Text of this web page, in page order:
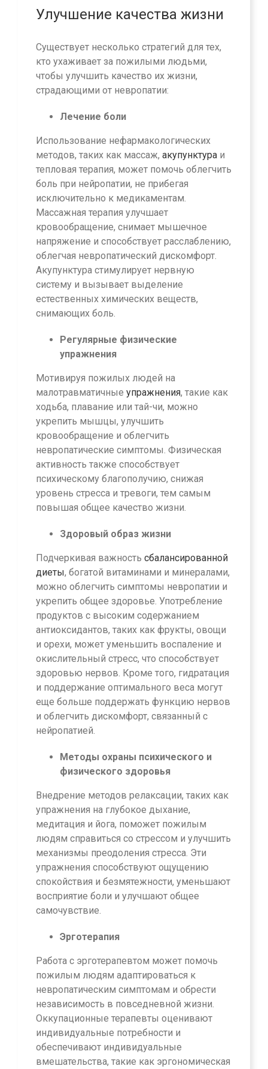
Улучшение качества жизни
Существует несколько стратегий для тех,
кто ухаживает за пожилыми людьми,
чтобы улучшить качество их жизни,
страдающими от невропатии:
Лечение боли
Использование нефармакологических
методов, таких как массаж, акупунктура и
тепловая терапия, может помочь облегчить
боль при нейропатии, не прибегая
исключительно к медикаментам.
Массажная терапия улучшает
кровообращение, снимает мышечное
напряжение и способствует расслаблению,
облегчая невропатический дискомфорт.
Акупунктура стимулирует нервную
систему и вызывает выделение
естественных химических веществ,
снимающих боль.
Регулярные физические
упражнения
Мотивируя пожилых людей на
малотравматичные упражнения, такие как
ходьба, плавание или тай-чи, можно
укрепить мышцы, улучшить
кровообращение и облегчить
невропатические симптомы. Физическая
активность также способствует
психическому благополучию, снижая
уровень стресса и тревоги, тем самым
повышая общее качество жизни.
Здоровый образ жизни
Подчеркивая важность сбалансированной
диеты, богатой витаминами и минералами,
можно облегчить симптомы невропатии и
укрепить общее здоровье. Употребление
продуктов с высоким содержанием
антиоксидантов, таких как фрукты, овощи
и орехи, может уменьшить воспаление и
окислительный стресс, что способствует
здоровью нервов. Кроме того, гидратация
и поддержание оптимального веса могут
еще больше поддержать функцию нервов
и облегчить дискомфорт, связанный с
нейропатией.
Методы охраны психического и
физического здоровья
Внедрение методов релаксации, таких как
упражнения на глубокое дыхание,
медитация и йога, поможет пожилым
людям справиться со стрессом и улучшить
механизмы преодоления стресса. Эти
упражнения способствуют ощущению
спокойствия и безмятежности, уменьшают
восприятие боли и улучшают общее
самочувствие.
Эрготерапия
Работа с эрготерапевтом может помочь
пожилым людям адаптироваться к
невропатическим симптомам и обрести
независимость в повседневной жизни.
Оккупационные терапевты оценивают
индивидуальные потребности и
обеспечивают индивидуальные
вмешательства, такие как эргономическая